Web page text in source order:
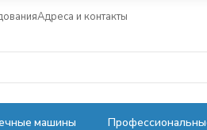
Адреса и контакты
машины